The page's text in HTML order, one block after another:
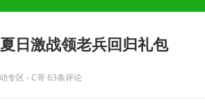
日激战领老兵回归礼包
专区 - C哥63条评论